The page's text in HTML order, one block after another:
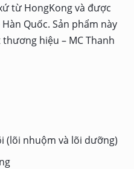
từ HongKong và được
Quốc. Sản phẩm này
hiệu – MC Thanh
(lõi nhuộm và lõi dưỡng)